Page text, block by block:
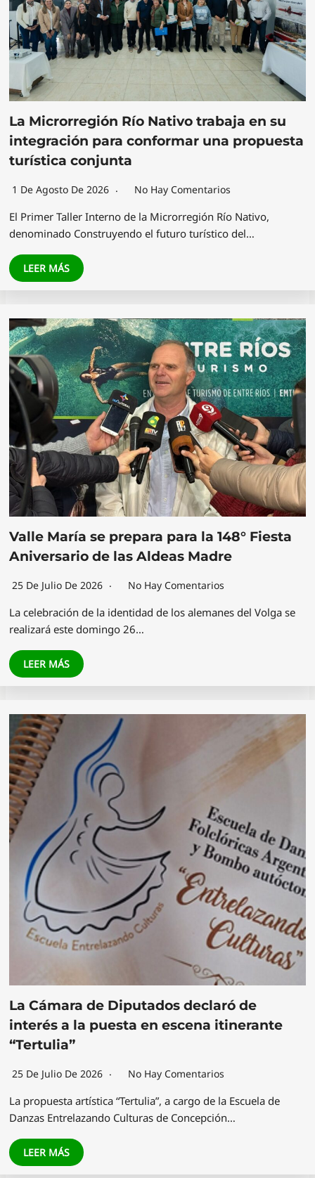
La Microrregión Río Nativo trabaja en su
integración para conformar una propuesta
turística conjunta
1 De Agosto De 2026 No Hay Comentarios
El Primer Taller Interno de la Microrregión Río Nativo,
denominado Construyendo el futuro turístico del…
LEER MÁS
Valle María se prepara para la 148° Fiesta
Aniversario de las Aldeas Madre
25 De Julio De 2026 No Hay Comentarios
La celebración de la identidad de los alemanes del Volga se
realizará este domingo 26…
LEER MÁS
La Cámara de Diputados declaró de
interés a la puesta en escena itinerante
“Tertulia”
25 De Julio De 2026 No Hay Comentarios
La propuesta artística “Tertulia”, a cargo de la Escuela de
Danzas Entrelazando Culturas de Concepción…
LEER MÁS